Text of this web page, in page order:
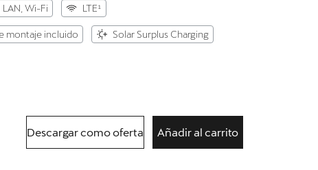
LAN, Wi-Fi LTE¹
montaje incluido Solar Surplus Charging
Descargar como oferta Añadir al carrito